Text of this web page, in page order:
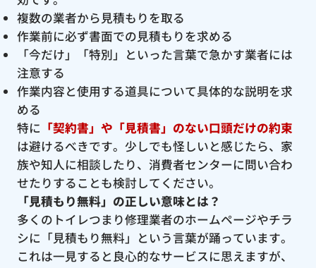
複数の業者から見積もりを取る
作業前に必ず書面での見積もりを求める
「今だけ」「特別」といった言葉で急かす業者には
注意する
作業内容と使用する道具について具体的な説明を求
める
特に 「契約書」や「見積書」のない口頭だけの約束
は避けるべきです。少しでも怪しいと感じたら、家
族や知人に相談したり、消費者センターに問い合わ
せたりすることも検討してください。
「見積もり無料」の正しい意味とは？
多くのトイレつまり修理業者のホームページやチラ
シに「見積もり無料」という言葉が踊っています。
これは一見すると良心的なサービスに思えますが、